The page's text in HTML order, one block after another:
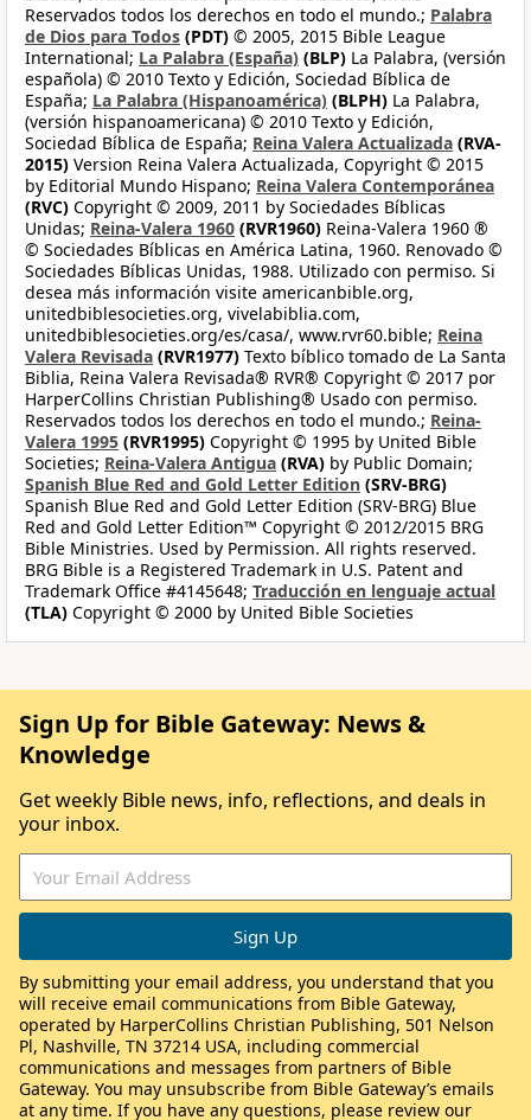
Reservados todos los derechos en todo el mundo.; Palabra
de Dios para Todos (PDT) © 2005, 2015 Bible League
International; La Palabra (España) (BLP) La Palabra, (versión
española) © 2010 Texto y Edición, Sociedad Bíblica de
España; La Palabra (Hispanoamérica) (BLPH) La Palabra,
(versión hispanoamericana) © 2010 Texto y Edición,
Sociedad Bíblica de España; Reina Valera Actualizada (RVA-
2015) Version Reina Valera Actualizada, Copyright © 2015
by Editorial Mundo Hispano; Reina Valera Contemporánea
(RVC) Copyright © 2009, 2011 by Sociedades Bíblicas
Unidas; Reina-Valera 1960 (RVR1960) Reina-Valera 1960 ®
© Sociedades Bíblicas en América Latina, 1960. Renovado ©
Sociedades Bíblicas Unidas, 1988. Utilizado con permiso. Si
desea más información visite americanbible.org,
unitedbiblesocieties.org, vivelabiblia.com,
unitedbiblesocieties.org/es/casa/, www.rvr60.bible; Reina
Valera Revisada (RVR1977) Texto bíblico tomado de La Santa
Biblia, Reina Valera Revisada® RVR® Copyright © 2017 por
HarperCollins Christian Publishing® Usado con permiso.
Reservados todos los derechos en todo el mundo.; Reina-
Valera 1995 (RVR1995) Copyright © 1995 by United Bible
Societies; Reina-Valera Antigua (RVA) by Public Domain;
Spanish Blue Red and Gold Letter Edition (SRV-BRG)
Spanish Blue Red and Gold Letter Edition (SRV-BRG) Blue
Red and Gold Letter Edition™ Copyright © 2012/2015 BRG
Bible Ministries. Used by Permission. All rights reserved.
BRG Bible is a Registered Trademark in U.S. Patent and
Trademark Office #4145648; Traducción en lenguaje actual
(TLA) Copyright © 2000 by United Bible Societies
Sign Up for Bible Gateway: News &
Knowledge
Get weekly Bible news, info, reflections, and deals in
your inbox.
By submitting your email address, you understand that you
will receive email communications from Bible Gateway,
operated by HarperCollins Christian Publishing, 501 Nelson
Pl, Nashville, TN 37214 USA, including commercial
communications and messages from partners of Bible
Gateway. You may unsubscribe from Bible Gateway’s emails
at any time. If you have any questions, please review our